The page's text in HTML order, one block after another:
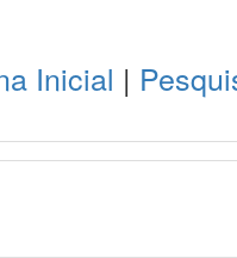
Inicial |